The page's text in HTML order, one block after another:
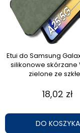
Etui do Samsung
silikonowe skórzane
zielone ze
18,02 zł
DO KOSZYKA